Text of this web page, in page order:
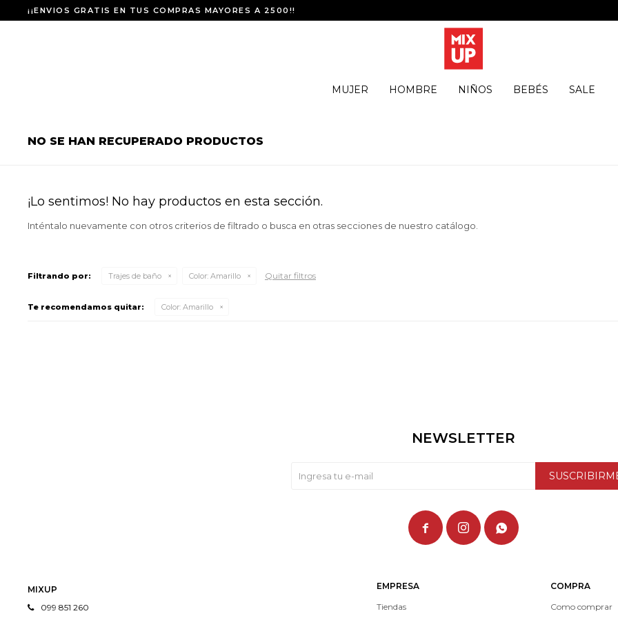
MUJER HOMBRE NIÑOS BEBÉS SALE
¡¡ENVIOS GRATIS EN TUS COMPRAS MAYORES A 2500!!
NO SE HAN RECUPERADO PRODUCTOS
¡Lo sentimos! No hay productos en esta sección.
Inténtalo nuevamente con otros criterios de filtrado o busca en otras secciones de nuestro catálogo.
Filtrando por: Trajes de baño Color: Amarillo Quitar filtros
Te recomendamos quitar: Color: Amarillo
MIXUP
099 851 260
EMPRESA
Tiendas
COMPRA
Como comprar
NEWSLETTER
  